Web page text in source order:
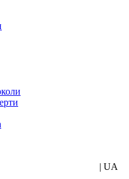
| UA